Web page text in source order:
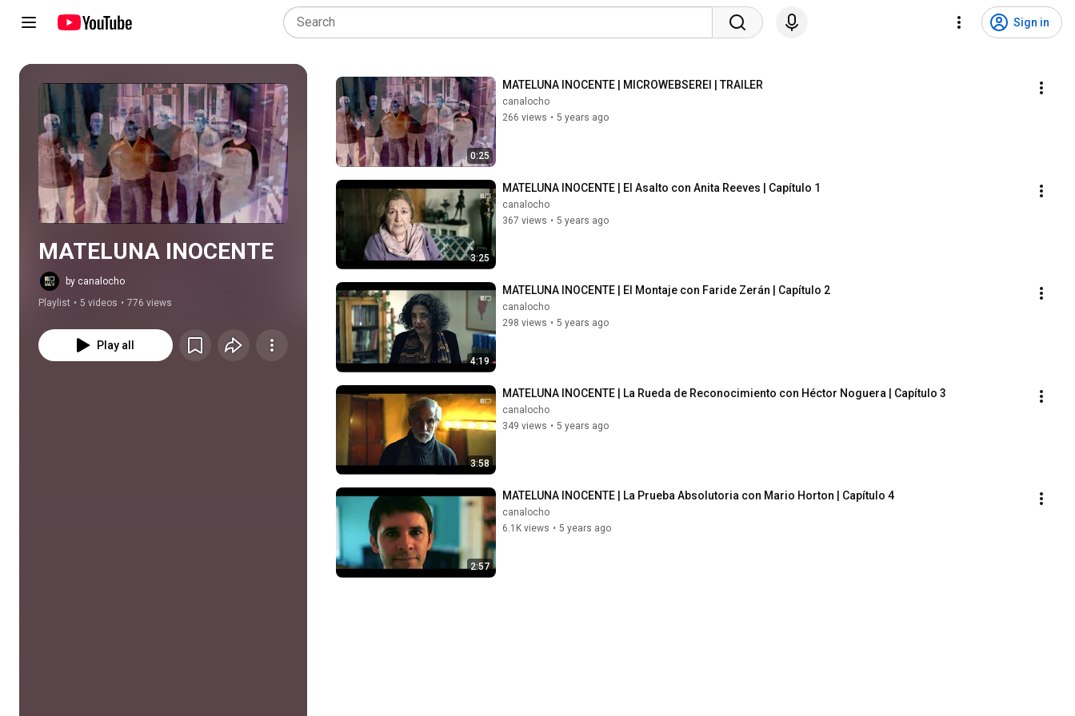
Sign in
Play all
MATELUNA INOCENTE
by canalocho
Playlist • 5 videos • 776 views
Play all
0:25
MATELUNA INOCENTE | MICROWEBSEREI | TRAILER
canalocho
266 views • 5 years ago
3:25
MATELUNA INOCENTE | El Asalto con Anita Reeves | Capítulo 1
canalocho
367 views • 5 years ago
4:19
MATELUNA INOCENTE | El Montaje con Faride Zerán | Capítulo 2
canalocho
298 views • 5 years ago
3:58
MATELUNA INOCENTE | La Rueda de Reconocimiento con Héctor Noguera | Capítulo 3
canalocho
349 views • 5 years ago
2:57
MATELUNA INOCENTE | La Prueba Absolutoria con Mario Horton | Capítulo 4
canalocho
6.1K views • 5 years ago